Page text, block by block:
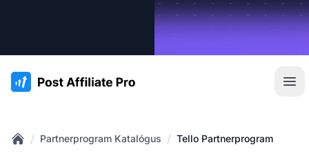
:site.title
/ Partnerprogram Katalógus / Tello Partnerprogram